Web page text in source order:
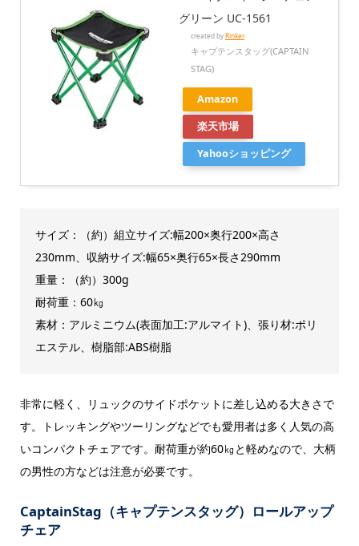
グリーン UC-1561
created byRinker
キャプテンスタッグ(CAPTAIN
STAG)
Amazon
楽天市場
Yahooショッピング
サイズ：（約）組立サイズ:幅200×奥行200×高さ
230mm、収納サイズ:幅65×奥行65×長さ290mm
重量：（約）300g
耐荷重：60㎏
素材：アルミニウム(表面加工:アルマイト)、張り材:ポリ
エステル、樹脂部:ABS樹脂
非常に軽く、リュックのサイドポケットに差し込める大きさで
す。トレッキングやツーリングなどでも愛用者は多く人気の高
いコンパクトチェアです。耐荷重が約60㎏と軽めなので、大柄
の男性の方などは注意が必要です。
CaptainStag（キャプテンスタッグ）ロールアップ
チェア